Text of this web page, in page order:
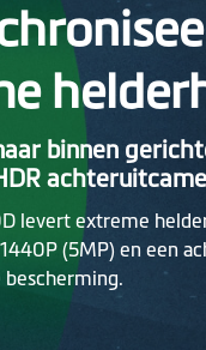
binnen
levert extreme
(5MP) en een